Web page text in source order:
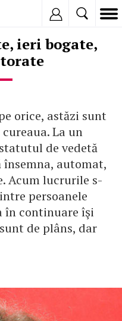
ieri bogate,
orice, astăzi sunt
La un
de vedetă
însemna, automat,
Acum lucrurile s-
persoanele
în continuare îşi
de plâns, dar